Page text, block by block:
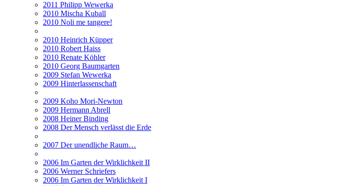
2011 Philipp Wewerka
2010 Mischa Kuball
2010 Noli me tangere!
2010 Heinrich Küpper
2010 Robert Haiss
2010 Renate Köhler
2010 Georg Baumgarten
2009 Stefan Wewerka
2009 Hinterlassenschaft
2009 Koho Mori-Newton
2009 Hermann Abrell
2008 Heiner Binding
2008 Der Mensch verlässt die Erde
2007 Der unendliche Raum…
2006 Im Garten der Wirklichkeit II
2006 Werner Schriefers
2006 Im Garten der Wirklichkeit I